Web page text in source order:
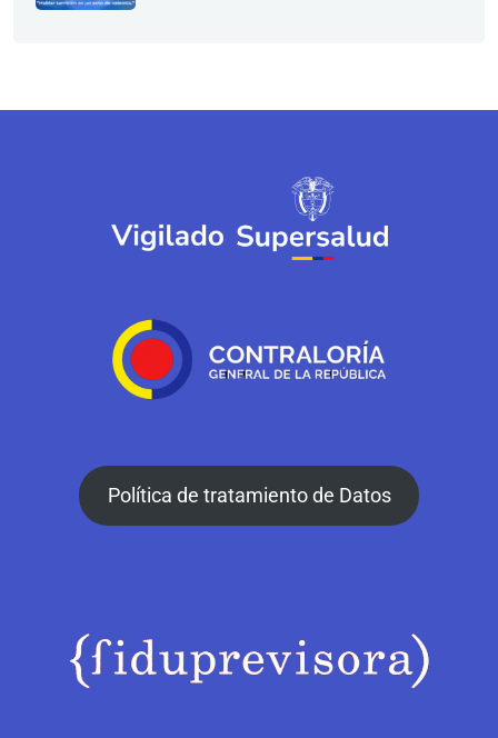
Política de tratamiento de Datos